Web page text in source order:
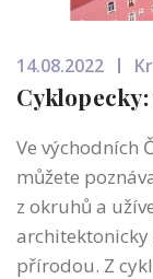
14.08.2022
Ve východních
můžete
z okruhů a
přírodou. Z